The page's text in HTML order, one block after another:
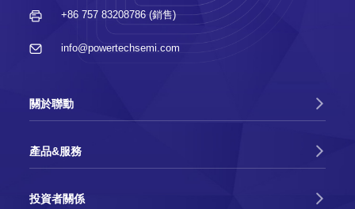
2022-09-22
2022年9月22日佛山市聯動科技股份有限公司
股票在深圳證券交易所創業板成功上市
聯動科技成功參展SEMICON CHINA 2021
2019-03-22
聯動科技成功參展SEMICON CHINA 2019
+86 757 83208786 (銷售)
info@powertechsemi.com
關於聯動
產品&服務
投資者關係